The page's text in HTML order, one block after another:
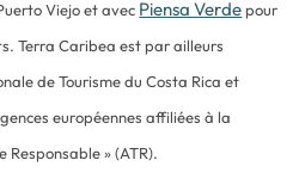
Viejo et avec Piensa Verdepour
Terra Caribea est par ailleurs
de Tourisme du Costa Rica et
européennes affiliées à la
Responsable » (ATR).